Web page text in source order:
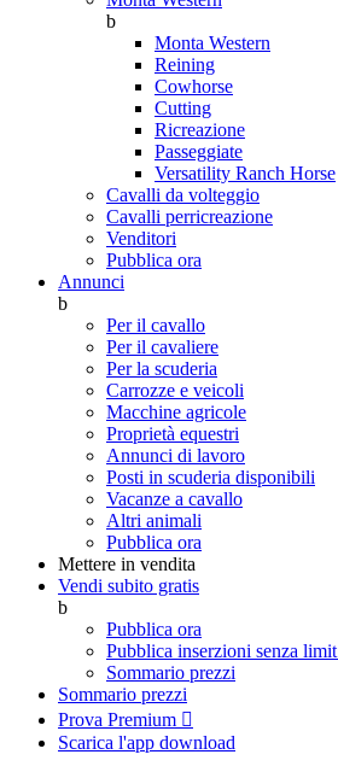
b
Monta Western
Reining
Cowhorse
Cutting
Ricreazione
Passeggiate
Versatility Ranch Horse
Cavalli da volteggio
Cavalli perricreazione
Venditori
Pubblica ora
Annunci
b
Per il cavallo
Per il cavaliere
Per la scuderia
Carrozze e veicoli
Macchine agricole
Proprietà equestri
Annunci di lavoro
Posti in scuderia disponibili
Vacanze a cavallo
Altri animali
Pubblica ora
Mettere in vendita
Vendi subito gratis
b
Pubblica ora
Pubblica inserzioni senza limit
Sommario prezzi
Sommario prezzi
Prova Premium 
Scarica l'app download